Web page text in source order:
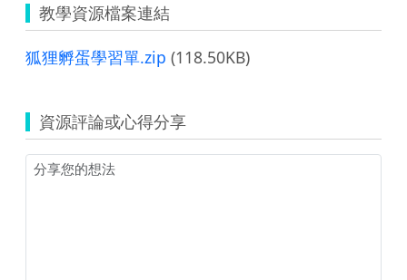
教學資源檔案連結
狐狸孵蛋學習單.zip (118.50KB)
資源評論或心得分享